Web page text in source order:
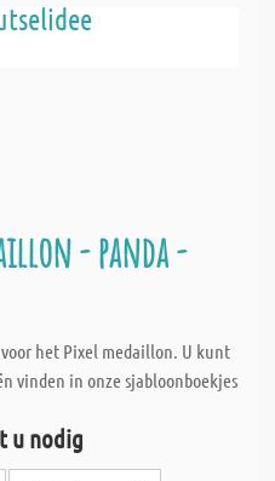
- panda -
het Pixel medaillon. U kunt
vinden in onze sjabloonboekjes
u nodig